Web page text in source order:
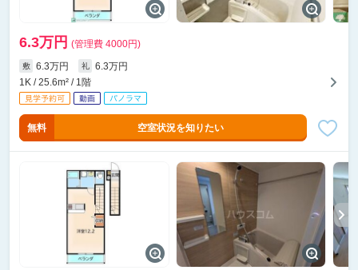
6.3万円 (管理費 4000円)
敷 6.3万円 礼
6.3万円
1K / 25.6m² / 1階
無料 空室状況を知りたい